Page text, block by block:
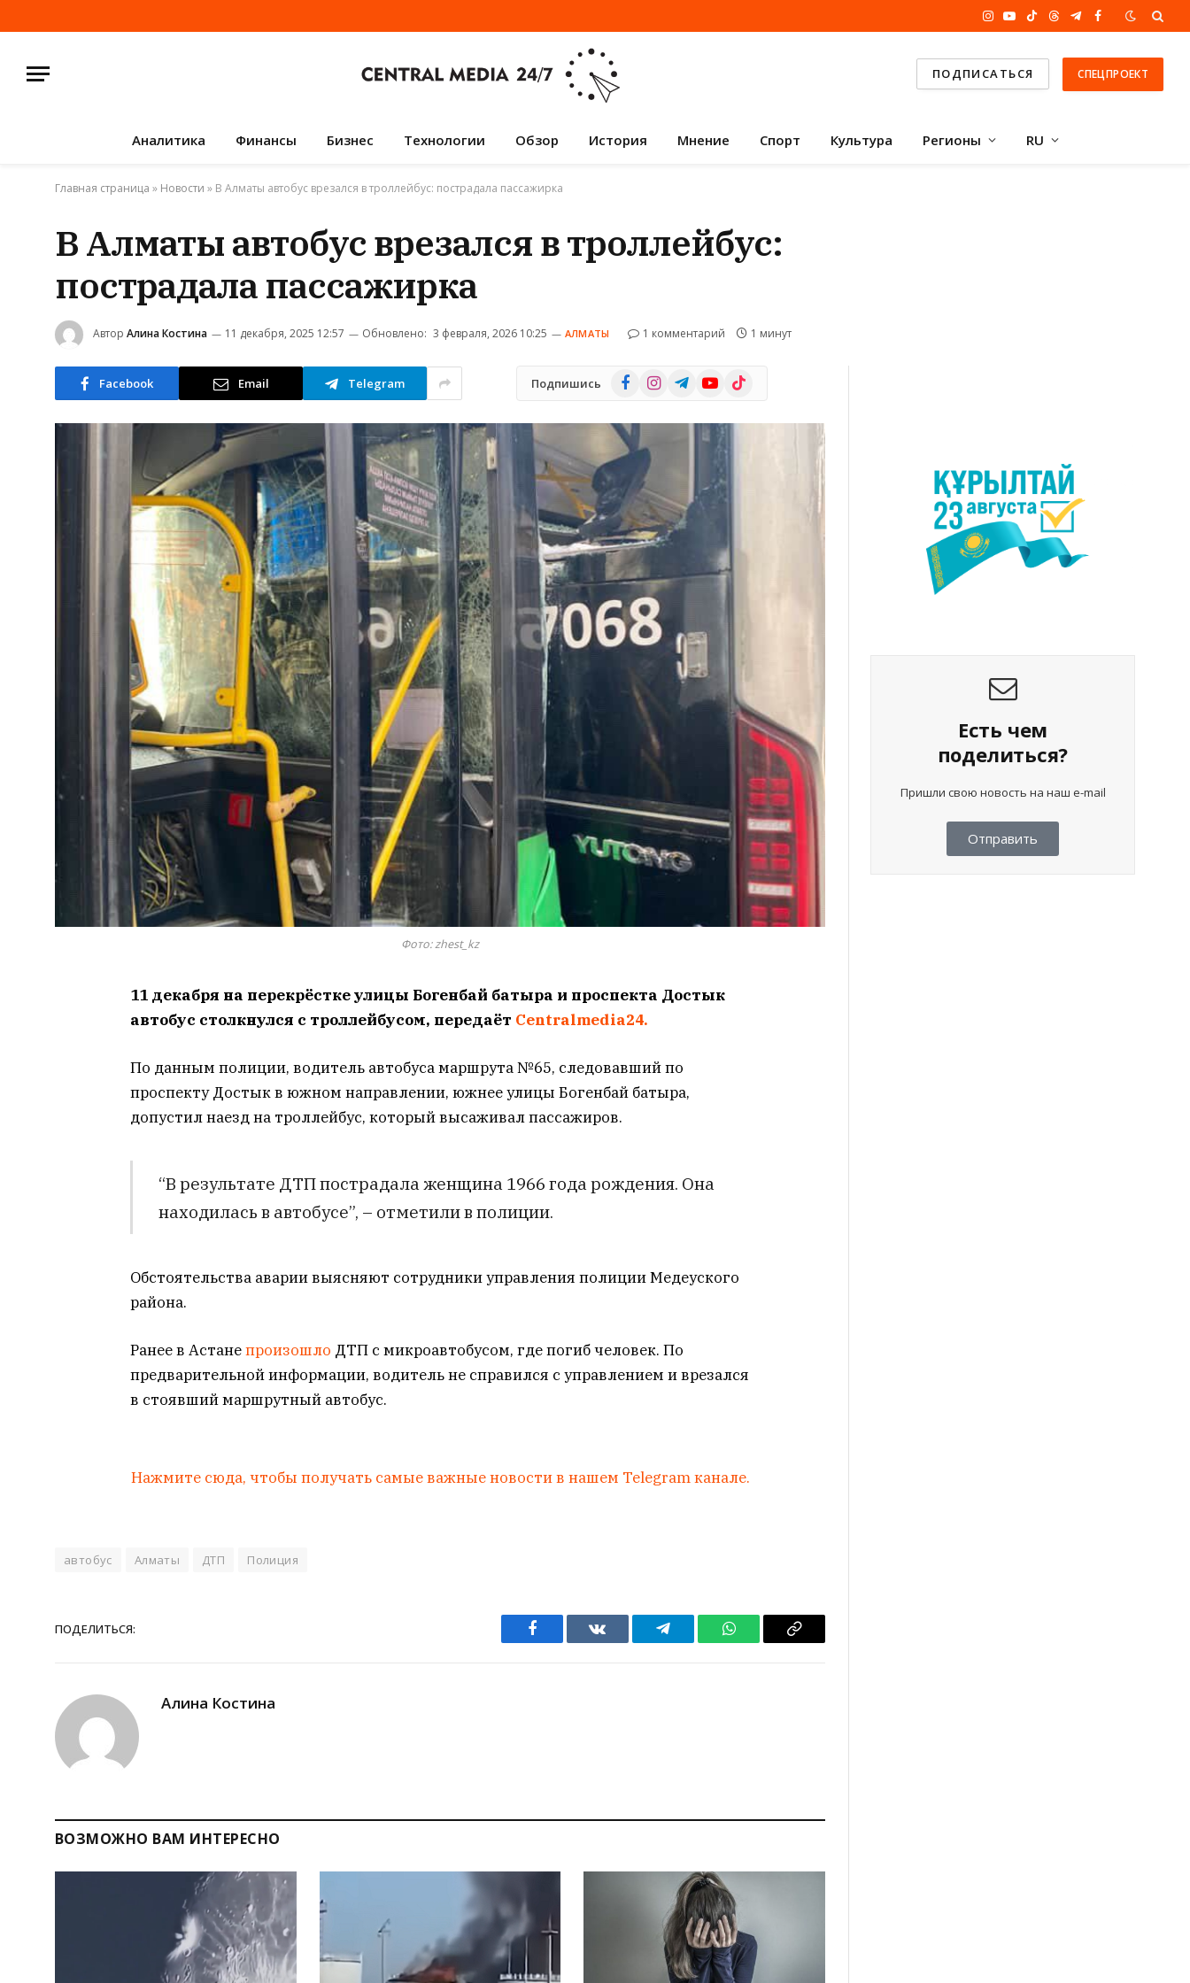
Instagram
YouTube
TikTokThreadsTelegram
Facebook
ПОДПИСАТЬСЯ СПЕЦПРОЕКТ
Аналитика Финансы Бизнес Технологии Обзор История Мнение Спорт Культура Регионы RU
Главная страница » Новости » В Алматы автобус врезался в троллейбус: пострадала пассажирка
В Алматы автобус врезался в троллейбус:
пострадала пассажирка
Автор Алина Костина 11 декабря, 2025 12:57 Обновлено: 3 февраля, 2026 10:25 АЛМАТЫ 1 комментарий 1 минут
Facebook Email Telegram Подпишись FacebookInstagramTelegramYouTube
TikTok
Фото: zhest_kz
11 декабря на перекрёстке улицы Богенбай батыра и проспекта Достык
автобус столкнулся с троллейбусом, передаёт Centralmedia24.
По данным полиции, водитель автобуса маршрута №65, следовавший по
проспекту Достык в южном направлении, южнее улицы Богенбай батыра,
допустил наезд на троллейбус, который высаживал пассажиров.
“В результате ДТП пострадала женщина 1966 года рождения. Она
находилась в автобусе”, – отметили в полиции.
Обстоятельства аварии выясняют сотрудники управления полиции Медеуского
района.
Ранее в Астанепроизошло ДТП с микроавтобусом, где погиб человек. По
предварительной информации, водитель не справился с управлением и врезался
в стоявший маршрутный автобус.
Нажмите сюда, чтобы получать самые важные новости в нашем Telegram канале.
автобус Алматы ДТП Полиция
ПОДЕЛИТЬСЯ:
Facebook VKontakteTelegram WhatsAppCopy
Алина Костина
ВОЗМОЖНО ВАМ ИНТЕРЕСНО
Есть чем
поделиться?
Пришли свою новость на наш e-mail
Отправить